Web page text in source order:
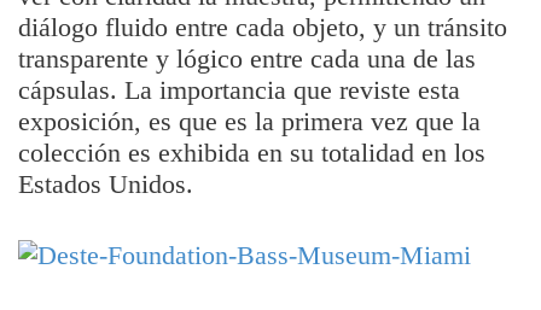
diálogo fluido entre cada objeto, y un tránsito
transparente y lógico entre cada una de las
cápsulas. La importancia que reviste esta
exposición, es que es la primera vez que la
colección es exhibida en su totalidad en los
Estados Unidos.